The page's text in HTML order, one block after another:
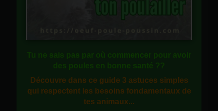
Tu ne sais pas par où commencer pour avoir
des poules en bonne santé ??
Découvre dans ce guide 3 astuces simples
qui respectent les besoins fondamentaux de
tes animaux...